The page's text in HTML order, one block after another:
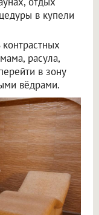
в купели
расула,
в зону
вёдрами.